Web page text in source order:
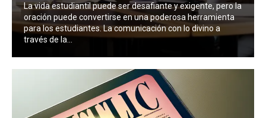
La vida estudiantil puede ser desafiante y exigente, pero la
oración puede convertirse en una poderosa herramienta
para los estudiantes. La comunicación con lo divino a
través de la...